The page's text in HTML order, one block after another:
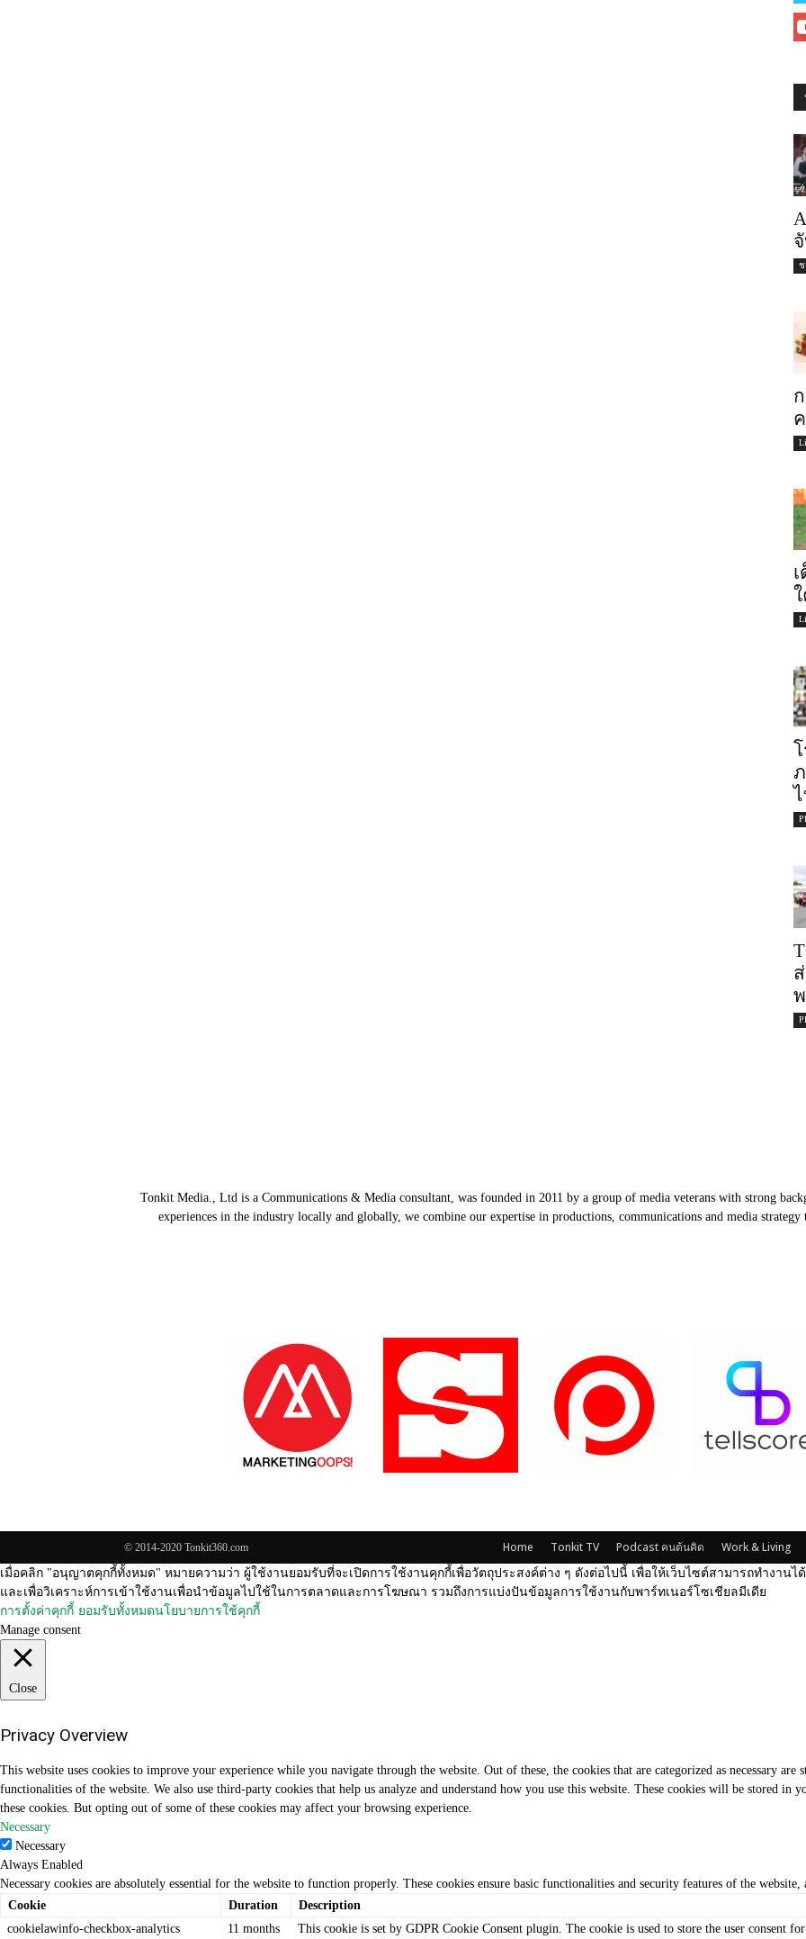
ช
Tonkit Media., Ltd is a Communications & Media consultant, was founded in 2011 by a group of media veterans with strong
experiences in the industry locally and globally, we combine our expertise in productions, communications and media
Home Tonkit TV Podcast คนต้นคิด Work & Living
© 2014-2020 Tonkit360.com
เมื่อคลิก "อนุญาตคุกกี้ทั้งหมด" หมายความว่า ผู้ใช้งานยอมรับที่จะเปิดการใช้งานคุกกี้เพื่อวัตถุประสงค์ต่าง ๆ ดังต่อไปนี้ เพื่อให้เว็บไซต์สามารถทำงาน
และเพื่อวิเคราะห์การเข้าใช้งานเพื่อนำข้อมูลไปใช้ในการตลาดและการโฆษณา รวมถึงการแบ่งปันข้อมูลการใช้งานกับพาร์ทเนอร์โซเชียลมีเดีย
การตั้งค่าคุกกี้ ยอมรับทั้งหมดนโยบายการใช้คุกกี้
Manage consent
Close
Privacy Overview
This website uses cookies to improve your experience while you navigate through the website. Out of these, the cookies that are categorized as necessary
functionalities of the website. We also use third-party cookies that help us analyze and understand how you use this website. These cookies will be stored
these cookies. But opting out of some of these cookies may affect your browsing experience.
Necessary
Necessary
Always Enabled
Necessary cookies are absolutely essential for the website to function properly. These cookies ensure basic functionalities and security features of the website,
Cookie
Duration
Description
cookielawinfo-checkbox-analytics
11 months This cookie is set by GDPR Cookie Consent plugin. The cookie is used to store the user consent